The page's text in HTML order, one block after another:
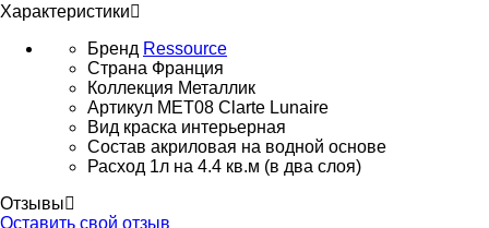
Характеристики
Бренд Ressource
Страна Франция
Коллекция Металлик
Артикул MET08 Clarte Lunaire
Вид краска интерьерная
Состав акриловая на водной основе
Расход 1л на 4.4 кв.м (в два слоя)
Отзывы
Оставить свой отзыв